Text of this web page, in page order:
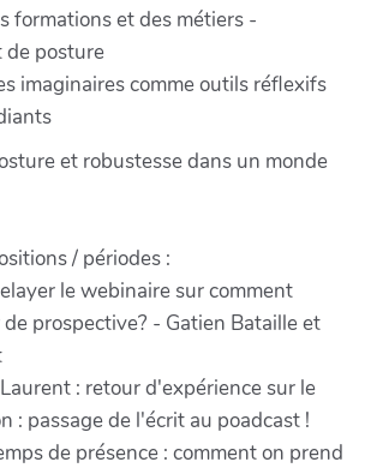
formations et des métiers -
de posture
imaginaires comme outils réflexifs
et robustesse dans un monde
/ périodes :
le webinaire sur comment
prospective? - Gatien Bataille et
: retour d'expérience sur le
: passage de l'écrit au poadcast !
de présence : comment on prend